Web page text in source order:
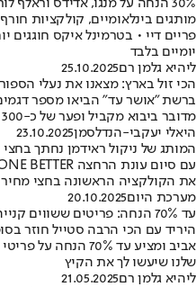
30% הנחה על מנגו, אדידס וראלף לורן: יומיים של מבצעים בטרמינל X
מותגים בינלאומיים, קולקציות
פריים דיי • בטרמינל איקס
יומיים בלבד
ליהיא גלמן רם25.10.2025
הכי זול בארץ: מצאנו את נעלי
מדובר ביבוא מקביל ופער של כ-300 שקלים
היאלי יעקבי-הנדלסמן23.10.2025
המותג של ניקול ראידמן נחתך בחצי
את הקולקציה הראשונה בחצי מחיר
מערכת היום20.10.2025
עד 70% הנחה: פריטים ששווים קנייה ביריד האופנה דרס קוד
היריד עם הכי הרבה סטייל חוזר
אביב ומציע עד 70%
שלנו שיעשו לך את הקיץ
ליהיא גלמן רם21.05.2025